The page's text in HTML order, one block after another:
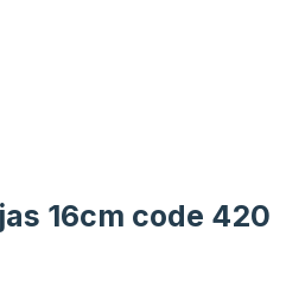
16cm code 420